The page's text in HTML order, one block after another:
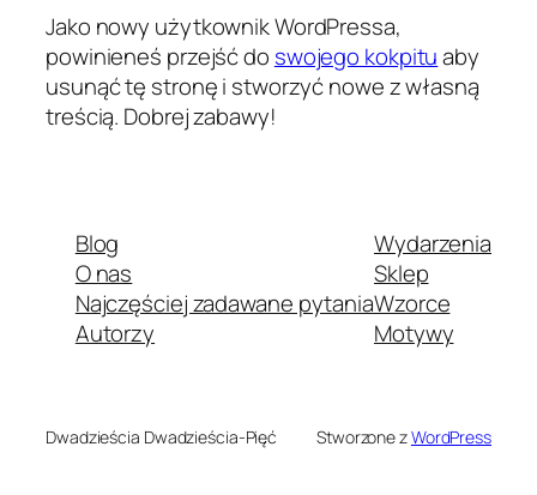
Jako nowy użytkownik WordPressa,
powinieneś przejść do swojego kokpituaby
usunąć tę stronę i stworzyć nowe z własną
treścią. Dobrej zabawy!
Blog
O nas
Najczęściej zadawane pytania
Autorzy
Wydarzenia
Sklep
Wzorce
Motywy
Dwadzieścia Dwadzieścia-Pięć Stworzone zWordPress